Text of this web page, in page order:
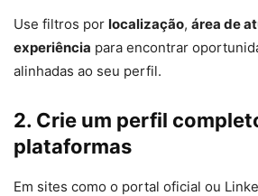
Use filtros por localização, área de
experiência para encontrar
alinhadas ao seu perfil.
2. Crie um perfil
plataformas
Em sites como o portal oficial ou